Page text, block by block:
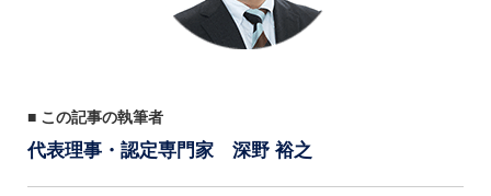
■ この記事の執筆者
代表理事・認定専⾨家 深野 裕之